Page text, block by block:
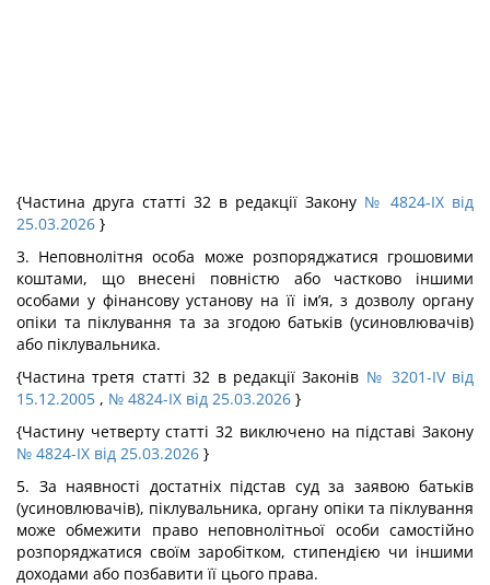
{Частина друга статті 32 в редакції Закону № 4824-IX від
25.03.2026 }
3. Неповнолітня особа може розпоряджатися грошовими
коштами, що внесені повністю або частково іншими
особами у фінансову установу на її ім’я, з дозволу органу
опіки та піклування та за згодою батьків (усиновлювачів)
або піклувальника.
{Частина третя статті 32 в редакції Законів № 3201-IV від
15.12.2005 , № 4824-IX від 25.03.2026 }
{Частину четверту статті 32 виключено на підставі Закону
№ 4824-IX від 25.03.2026 }
5. За наявності достатніх підстав суд за заявою батьків
(усиновлювачів), піклувальника, органу опіки та піклування
може обмежити право неповнолітньої особи самостійно
розпоряджатися своїм заробітком, стипендією чи іншими
доходами або позбавити її цього права.